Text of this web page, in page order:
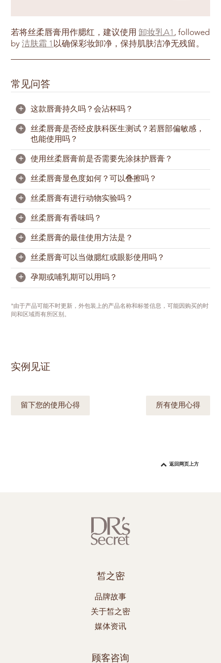
若将丝柔唇膏用作腮红，建议使用卸妆乳A1 , followed
by洁肤霜 1 以确保彩妆卸净，保持肌肤洁净无残留。
常见问答
+ 这款唇膏持久吗？会沾杯吗？
丝柔唇膏不属于不沾杯唇膏，但上唇雾感显色持久。
如果需要，随时补涂也很方便。
+
丝柔唇膏是否经皮肤科医生测试？若唇部偏敏感，
也能使用吗？
丝柔唇膏经皮肤科医生测试，配方温和无刺激，唇部
肌肤较为脆弱也能安心使用。
本品适用于敏感肌，但仍建议使用前先进行局部测
试；若出现不适，请停止使用。
+ 使用丝柔唇膏前是否需要先涂抹护唇膏？
丝柔唇膏添加霍霍巴籽油、椰子油和透明质酸钠等一
系列滋养成分，维持双唇滋润、不拔干。
若唇部偏干，建议先薄涂一层
掉多余润唇膏，打造干净服帖的唇部底妆。
+ 丝柔唇膏显色度如何？可以叠擦吗？
丝柔唇膏采用高饱和色泽，一笔浓郁上唇，超显色。
按需叠擦，让唇妆更饱满。
+ 丝柔唇膏有进行动物实验吗？
我们不进行动物实验，但部分市场的法规可能仍要求
相关测试，因此丝柔唇膏暂不标示为“零残忍”。
+ 丝柔唇膏有香味吗？
丝柔唇膏带有浓郁的可可、香草和奶油的柔和气息，
缔造奢雅格调。
+ 丝柔唇膏的最佳使用方法是？
为达到最佳唇妆效果，建议先用 奇丽纤
温和去除唇部
老废角质。接着涂抹 修护润唇膏
多余膏体，打造干净服帖的唇部底妆。
从唇部中央开始涂抹丝柔唇膏，轻晕至唇边，再以面
纸修饰唇缘，呈现利落细致的唇妆。
+ 丝柔唇膏可以当做腮红或眼影使用吗？
可以用作腮红，不过不建议当眼影使用。因眼周肌肤
针对此用途进行设计与测试。
+ 孕期或哺乳期可以用吗？
由于每个人的具体情况不一样，如果您有这方面的顾
虑，我们会建议您征求医生的意见。如果您对某些成
*由于产品可能不时更新，外包装上的产品名称和标签信息，可能因购买的时
间和区域而有所区别。
实例见证
留下您的使用心得 所有使用心得
返回网页上方
皙之密
品牌故事
关于皙之密
媒体资讯
顾客咨询